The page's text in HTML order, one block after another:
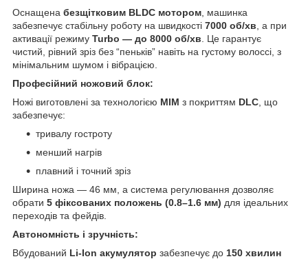
Оснащена безщітковим BLDC мотором , машинка
забезпечує стабільну роботу на швидкості 7000 об/хв , а при
активації режиму Turbo — до 8000 об/хв . Це гарантує
чистий, рівний зріз без “пеньків” навіть на густому волоссі, з
мінімальним шумом і вібрацією.
Професійний ножовий блок:
Ножі виготовлені за технологією MIM з покриттям DLC , що
забезпечує:
тривалу гостроту
менший нагрів
плавний і точний зріз
Ширина ножа — 46 мм, а система регулювання дозволяє
обрати 5 фіксованих положень (0.8–1.6 мм) для ідеальних
переходів та фейдів.
Автономність і зручність:
Вбудований Li-Ion акумулятор забезпечує до 150 хвилин